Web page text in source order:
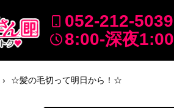
052-212-5039
8:00-深夜1:00
☆髪の毛切って明日から！☆